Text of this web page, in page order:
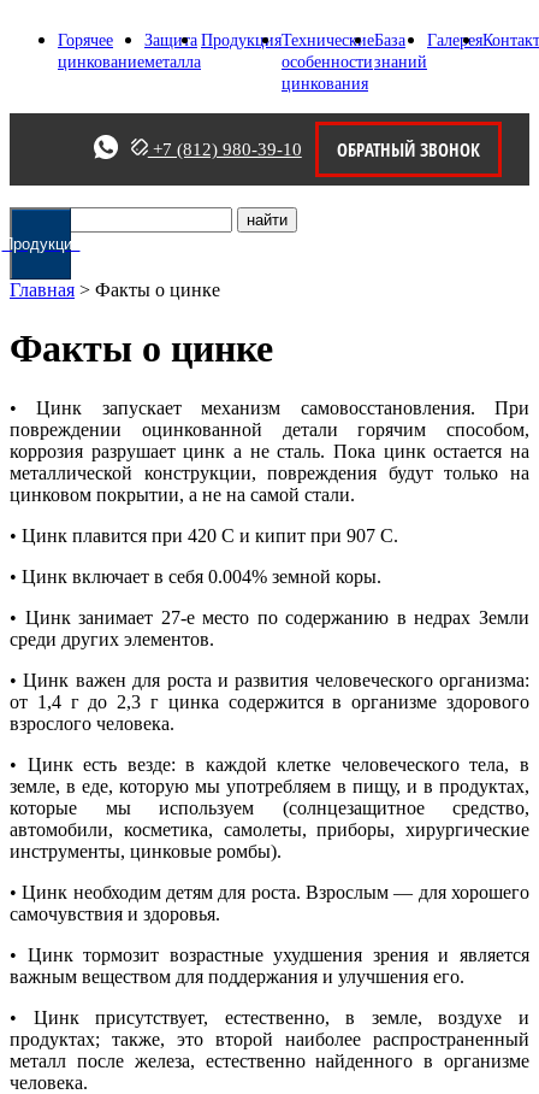
Горячее
цинкование
Защита
металла
ПродукцияТехнические
особенности
цинкования
База
знаний
Галерея
+7 (812) 980-39-10 ОБРАТНЫЙ ЗВОНОК
Цена
Продукция
Главная > Факты о цинке
Факты о цинке
• Цинк запускает механизм самовосстановления. При
повреждении оцинкованной детали горячим способом,
коррозия разрушает цинк а не сталь. Пока цинк остается на
металлической конструкции, повреждения будут только на
цинковом покрытии, а не на самой стали.
• Цинк плавится при 420 C и кипит при 907 C.
• Цинк включает в себя 0.004% земной коры.
• Цинк занимает 27-е место по содержанию в недрах Земли
среди других элементов.
• Цинк важен для роста и развития человеческого организма:
от 1,4 г до 2,3 г цинка содержится в организме здорового
взрослого человека.
• Цинк есть везде: в каждой клетке человеческого тела, в
земле, в еде, которую мы употребляем в пищу, и в продуктах,
которые мы используем (солнцезащитное средство,
автомобили, косметика, самолеты, приборы, хирургические
инструменты, цинковые ромбы).
• Цинк необходим детям для роста. Взрослым — для хорошего
самочувствия и здоровья.
• Цинк тормозит возрастные ухудшения зрения и является
важным веществом для поддержания и улучшения его.
• Цинк присутствует, естественно, в земле, воздухе и
продуктах; также, это второй наиболее распространенный
металл после железа, естественно найденного в организме
человека.